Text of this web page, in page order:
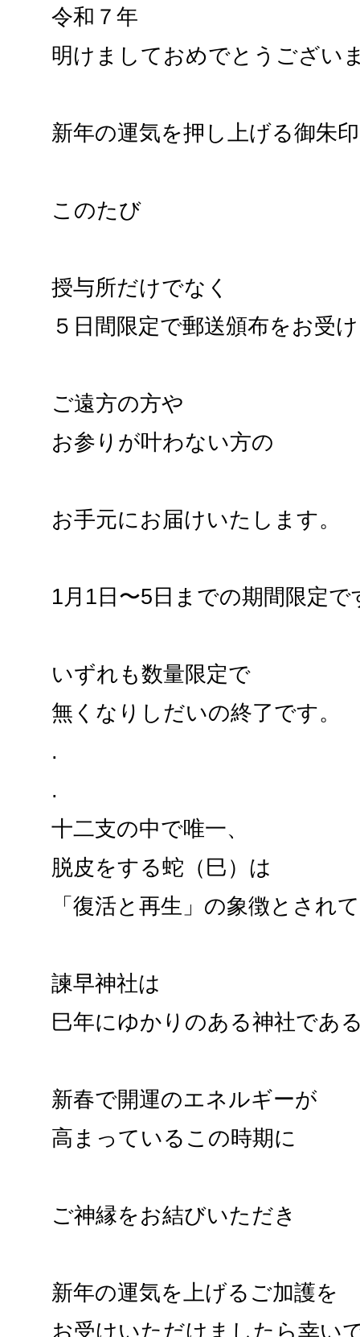
令和７年
明けましておめでとうござい
新年の運気を押し上げる御朱
このたび
授与所だけでなく
５日間限定で郵送頒布をお受
ご遠方の方や
お参りが叶わない方の
お手元にお届けいたします。
1月1日〜5日までの期間限定で
いずれも数量限定で
無くなりしだいの終了です。
.
.
十二支の中で唯一、
脱皮をする蛇（巳）は
「復活と再生」の象徴とされ
諫早神社は
巳年にゆかりのある神社であ
新春で開運のエネルギーが
高まっているこの時期に
ご神縁をお結びいただき
新年の運気を上げるご加護を
お受けいただけましたら幸い